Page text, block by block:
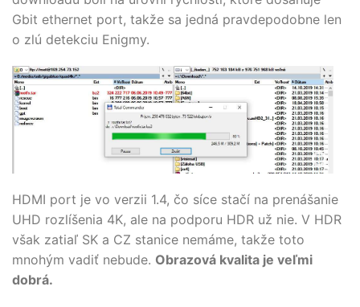
Gbit ethernet port, takže sa jedná pravdepodobne len
o zlú detekciu Enigmy.
HDMI port je vo verzii 1.4, čo síce stačí na prenášanie
UHD rozlíšenia 4K, ale na podporu HDR už nie. V HDR
však zatiaľ SK a CZ stanice nemáme, takže toto
mnohým vadiť nebude. Obrazová kvalita je veľmi
dobrá.